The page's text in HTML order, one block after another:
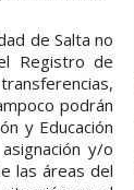
de Salta no
Registro de
podrán
y Educación
y/o
las áreas del